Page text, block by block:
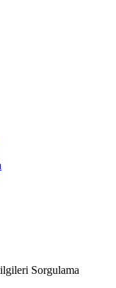
Sorgulama